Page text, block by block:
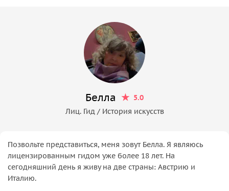
Белла
5.0
Лиц. Гид / История искусств
Позвольте представиться, меня зовут Белла. Я являюсь
лицензированным гидом уже более 18 лет. На
сегодняшний день я живу на две страны: Австрию и
Италию.